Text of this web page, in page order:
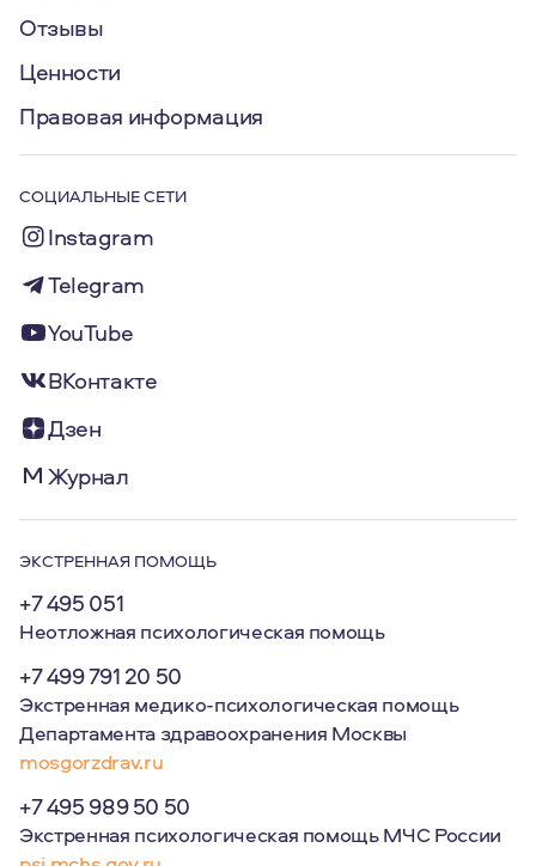
Отзывы
Ценности
Правовая информация
СОЦИАЛЬНЫЕ СЕТИ
Instagram
Telegram
YouTube
ВКонтакте
Дзен
Журнал
ЭКСТРЕННАЯ ПОМОЩЬ
+7 495 051
Неотложная психологическая помощь
+7 499 791 20 50
Экстренная медико-психологическая помощь
Департамента здравоохранения Москвы
mosgorzdrav.ru
+7 495 989 50 50
Экстренная психологическая помощь МЧС России